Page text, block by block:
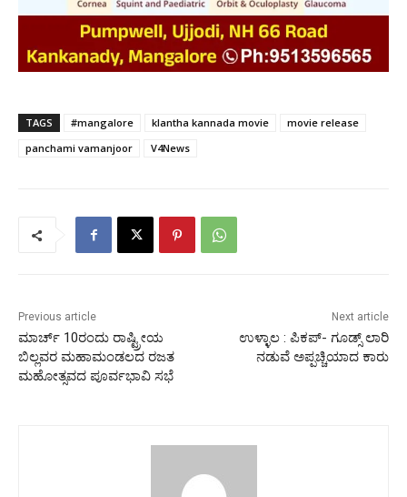
TAGS #mangalore klantha kannada movie
movie release
panchami vamanjoor
V4News
Previous article
ಮಾರ್ಚ್ 10ರಂದು ರಾಷ್ಟ್ರೀಯ
ಬಿಲ್ಲವರ ಮಹಾಮಂಡಲದ ರಜತ
ಮಹೋತ್ಸವದ ಪೂರ್ವಭಾವಿ ಸಭೆ
Next article
ಉಳ್ಳಾಲ : ಪಿಕಪ್- ಗೂಡ್ಸ್ ಲಾರಿ
ನಡುವೆ ಅಪ್ಪಚ್ಚಿಯಾದ ಕಾರು